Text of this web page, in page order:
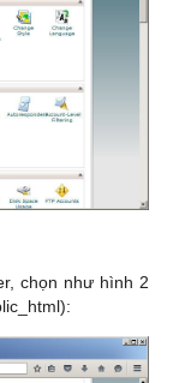
chọn như hình 2